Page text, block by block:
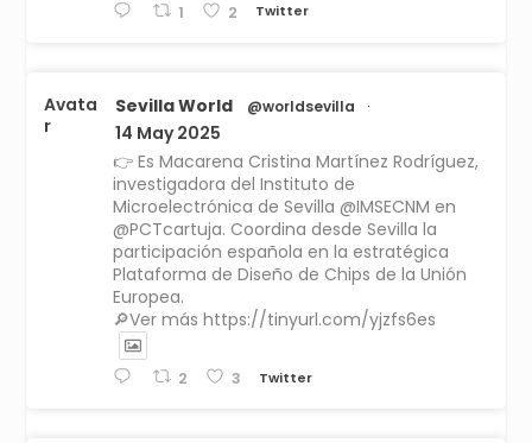
1 2 Twitter
Avata
r
Sevilla World @worldsevilla ·
14 May 2025
👉 Es Macarena Cristina Martínez Rodríguez,
investigadora del Instituto de
Microelectrónica de Sevilla @IMSECNM en
@PCTcartuja. Coordina desde Sevilla la
participación española en la estratégica
Plataforma de Diseño de Chips de la Unión
Europea.
🔎Ver más https://tinyurl.com/yjzfs6es
2 3 Twitter